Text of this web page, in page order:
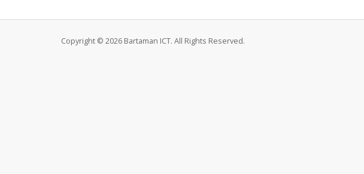
Copyright © 2026 Bartaman ICT. All Rights Reserved.